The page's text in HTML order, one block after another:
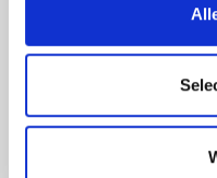
Versturen